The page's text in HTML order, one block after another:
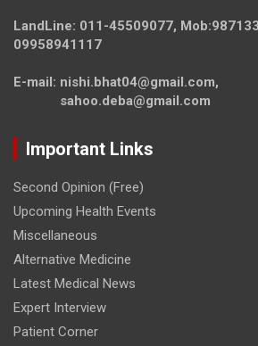
LandLine: 011-45509077,
09958941117
E-mail: nishi.bhat04@gmail.com,
sahoo.deba@gmail.com
Important Links
Second Opinion (Free)
Upcoming Health Events
Miscellaneous
Alternative Medicine
Latest Medical News
Expert Interview
Patient Corner